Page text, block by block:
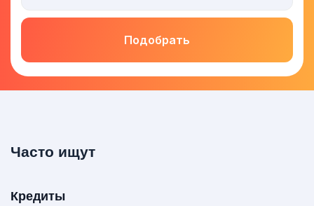
Подобрать
Часто ищут
Кредиты